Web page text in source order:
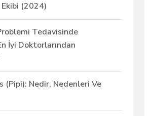
(2024)
Tedavisinde
İyi Doktorlarından
(Pipi): Nedir, Nedenleri Ve